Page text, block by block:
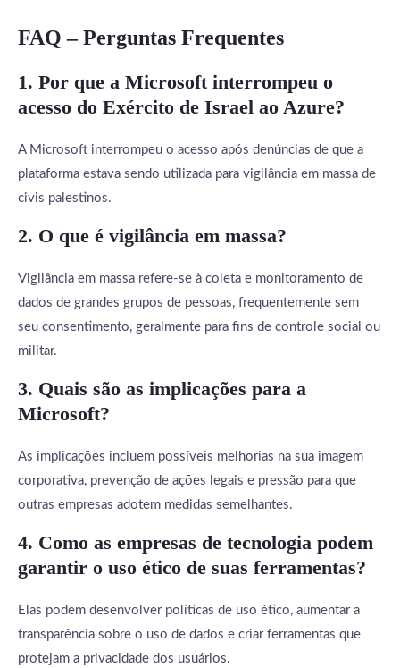
FAQ – Perguntas Frequentes
1. Por que a Microsoft interrompeu o
acesso do Exército de Israel ao Azure?
A Microsoft interrompeu o acesso após denúncias de que a
plataforma estava sendo utilizada para vigilância em massa de
civis palestinos.
2. O que é vigilância em massa?
Vigilância em massa refere-se à coleta e monitoramento de
dados de grandes grupos de pessoas, frequentemente sem
seu consentimento, geralmente para fins de controle social ou
militar.
3. Quais são as implicações para a
Microsoft?
As implicações incluem possíveis melhorias na sua imagem
corporativa, prevenção de ações legais e pressão para que
outras empresas adotem medidas semelhantes.
4. Como as empresas de tecnologia podem
garantir o uso ético de suas ferramentas?
Elas podem desenvolver políticas de uso ético, aumentar a
transparência sobre o uso de dados e criar ferramentas que
protejam a privacidade dos usuários.